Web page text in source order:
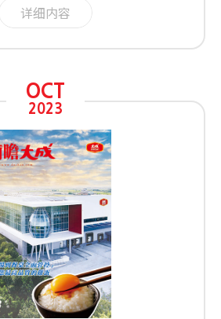
详细内容
OCT
2023